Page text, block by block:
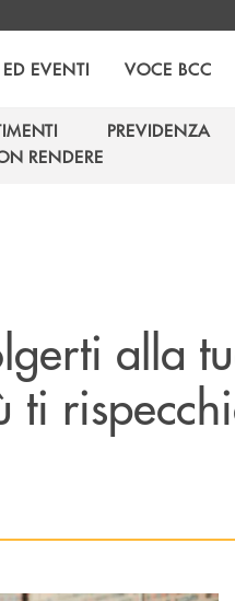
EVENTI VOCE BCC
PREVIDENZA
RENDERE
RENDERE
alla
ti